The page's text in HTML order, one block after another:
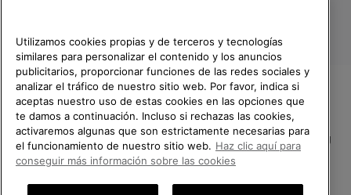
España
TE DAMOS LA BIENVENIDA A
SOREL.
POR FAVOR, SELECCIONA TU
PAÍS.
Compras en línea disponibles
Utilizamos cookies propias y de terceros y tecnologías
similares para personalizar el contenido y los anuncios
publicitarios, proporcionar funciones de las redes sociales y
analizar el tráfico de nuestro sitio web. Por favor, indica si
aceptas nuestro uso de estas cookies en las opciones que
te damos a continuación. Incluso si rechazas las cookies,
activaremos algunas que son estrictamente necesarias para
el funcionamiento de nuestro sitio web. Haz clic aquí para
conseguir más información sobre las cookies